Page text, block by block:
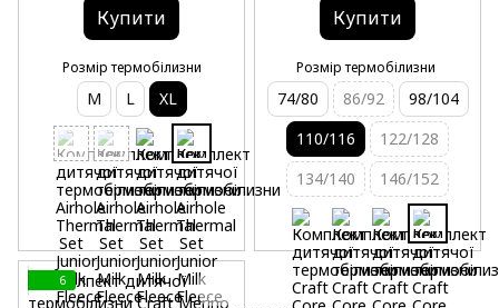
Купити
Розмір термобілизни
M L XL
Купити
Розмір термобілизни
74/80 86/92
98/104
110/116
122/128
134/140
146/152
6